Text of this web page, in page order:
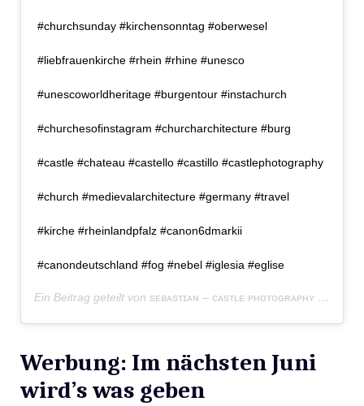
#churchsunday #kirchensonntag #oberwesel
#liebfrauenkirche #rhein #rhine #unesco
#unescoworldheritage #burgentour #instachurch
#churchesofinstagram #churcharchitecture #burg
#castle #chateau #castello #castillo #castlephotography
#church #medievalarchitecture #germany #travel
#kirche #rheinlandpfalz #canon6dmarkii
#canondeutschland #fog #nebel #iglesia #eglise
Ein Beitrag geteilt von sᴇʙᴀsᴛɪᴀɴ – ᴄᴀsᴛʟᴇ ᴘʜᴏᴛᴏɢʀᴀᴘʜʏ
Werbung: Im nächsten Juni
wird’s was geben